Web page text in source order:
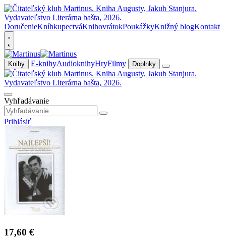
DoručenieKníhkupectváKnihovrátokPoukážkyKnižný blogKontakt
Knihy E-knihyAudioknihyHryFilmy Doplnky
Vyhľadávanie
Prihlásiť
17,60 €